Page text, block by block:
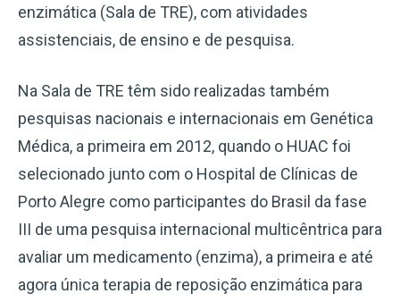
enzimática (Sala de TRE), com atividades
assistenciais, de ensino e de pesquisa.
Na Sala de TRE têm sido realizadas também
pesquisas nacionais e internacionais em Genética
Médica, a primeira em 2012, quando o HUAC foi
selecionado junto com o Hospital de Clínicas de
Porto Alegre como participantes do Brasil da fase
III de uma pesquisa internacional multicêntrica para
avaliar um medicamento (enzima), a primeira e até
agora única terapia de reposição enzimática para